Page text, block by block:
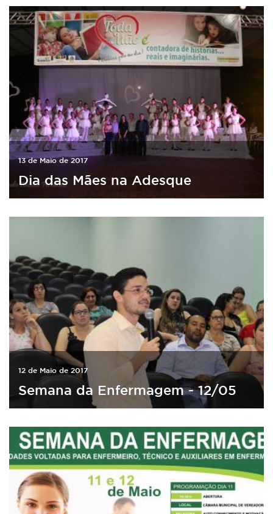
13 de Maio de 2017
Dia das Mães na Adesque
12 de Maio de 2017
Semana da Enfermagem - 12/05